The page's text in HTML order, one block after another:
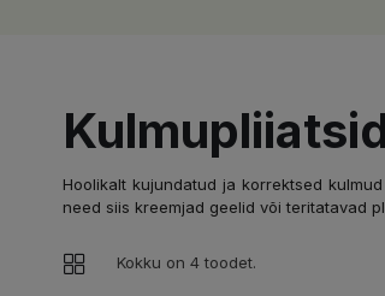
Hoolikalt kujundatud ja korrektsed
need siis kreemjad geelid või teritatavad
Kokku on 4 toodet.